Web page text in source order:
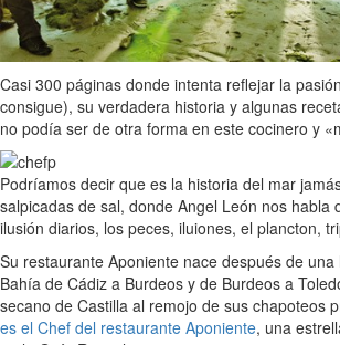
Casi 300 páginas donde intenta reflejar la
consigue), su verdadera historia y algunas
no podía ser de otra forma en este cocinero y
Podríamos decir que es la historia del mar
salpicadas de sal, donde Angel León nos habla
ilusión diarios, los peces, iluiones, el plancton,
Su restaurante Aponiente nace después de
Bahía de Cádiz a Burdeos y de Burdeos a
secano de Castilla al remojo de sus chapoteos
es el Chef del restaurante Aponiente, una